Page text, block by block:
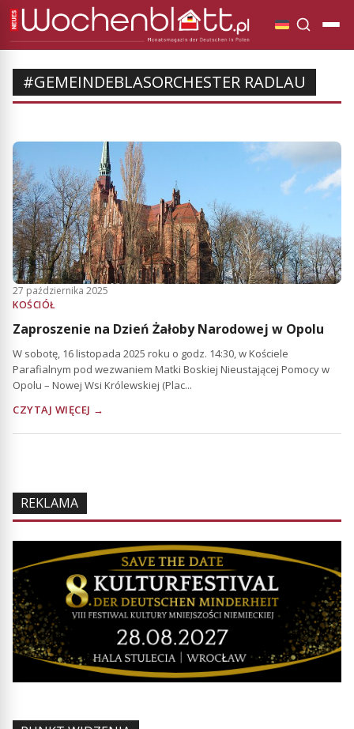
#GEMEINDEBLASORCHESTER RADLAU
27 października 2025
KOŚCIÓŁ
Zaproszenie na Dzień Żałoby Narodowej w Opolu
W sobotę, 16 listopada 2025 roku o godz. 14:30, w Kościele
Parafialnym pod wezwaniem Matki Boskiej Nieustającej Pomocy w
Opolu – Nowej Wsi Królewskiej (Plac...
CZYTAJ WIĘCEJ →
REKLAMA